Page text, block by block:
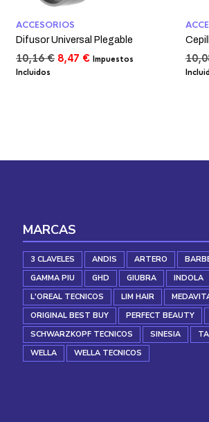
ACCESORIOS
Difusor Universal Plegable
10,16€ El
8,47 €ElImpuestos
Incluidos
MARCAS
3 CLAVELES ANDIS ARTERO
GAMMA PIU
GHD GIUBRA INDOLA
L'OREAL TECNICOS
LIM HAIR
ORIGINAL BEST BUY
PERFECT BEAUTY
SCHWARZKOPF TECNICOS
SINESIA
WELLA
WELLA TECNICOS